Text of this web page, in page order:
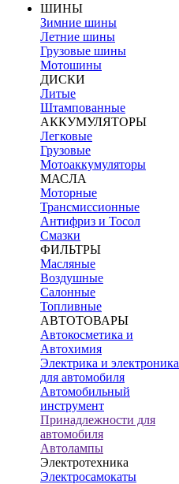
ШИНЫ
Зимние шины
Летние шины
Грузовые шины
Мотошины
ДИСКИ
Литые
Штампованные
АККУМУЛЯТОРЫ
Легковые
Грузовые
Мотоаккумуляторы
МАСЛА
Моторные
Трансмиссионные
Антифриз и Тосол
Смазки
ФИЛЬТРЫ
Масляные
Воздушные
Салонные
Топливные
АВТОТОВАРЫ
Автокосметика и
Автохимия
Электрика и электроника
для автомобиля
Автомобильный
инструмент
Принадлежности для
автомобиля
Автолампы
Электротехника
Электросамокаты